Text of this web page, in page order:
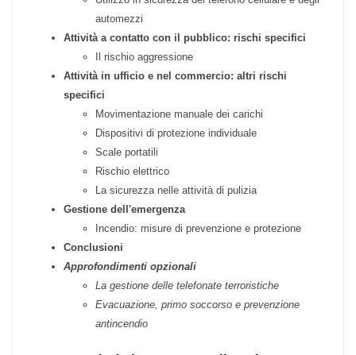
Movimentazione manuale carichi
Attrezzature di lavoro
Stress lavoro-correlato. Organizzazione del
lavoro
Utilizzo in sicurezza del telefono cellulare e degli
automezzi
Attività a contatto con il pubblico: rischi specifici
Il rischio aggressione
Attività in ufficio e nel commercio: altri rischi
specifici
Movimentazione manuale dei carichi
Dispositivi di protezione individuale
Scale portatili
Rischio elettrico
La sicurezza nelle attività di pulizia
Gestione dell'emergenza
Incendio: misure di prevenzione e protezione
Conclusioni
Approfondimenti opzionali